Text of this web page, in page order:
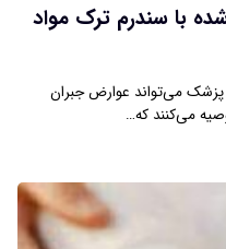
با سندرم ترک مواد
پزشک می‌تواند عوارض جبران
می‌کنند که…